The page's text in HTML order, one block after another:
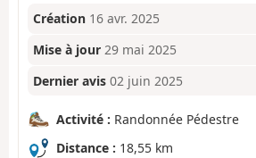
Création 16 avr. 2025
Mise à jour 29 mai 2025
Dernier avis 02 juin 2025
Activité : Randonnée Pédestre
Distance : 18,55 km